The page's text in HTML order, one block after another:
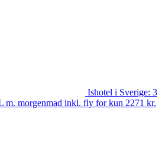
Ishotel i Sverige: 3
m. morgenmad inkl. fly for kun 2271 kr.